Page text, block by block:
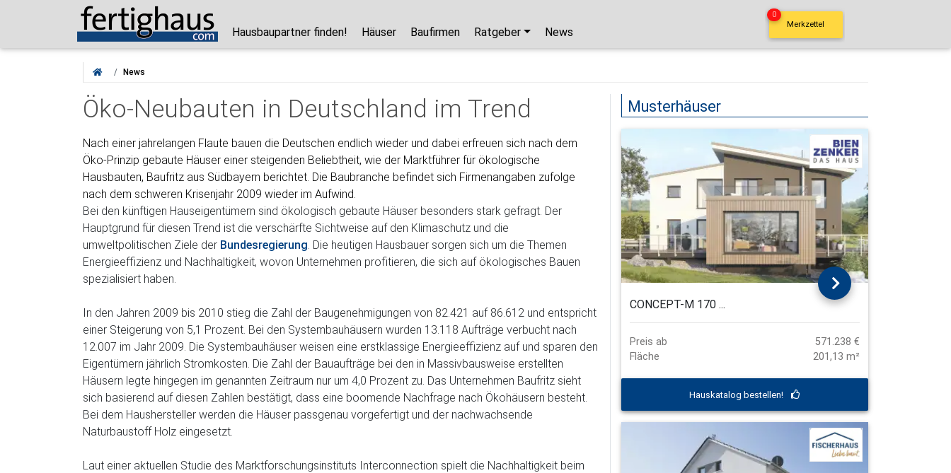
den passenden Haushersteller für Ihr
unverbindlicher Kontakt
kostenlose Kataloge
zuverlässige Hersteller
schließen
Hausbaupartner finden! Häuser Baufirmen Ratgeber News
News
Öko-Neubauten in Deutschland im Trend
Nach einer jahrelangen Flaute bauen die Deutschen endlich wieder und dabei erfreuen sich nach dem
Öko-Prinzip gebaute Häuser einer steigenden Beliebtheit, wie der Marktführer für ökologische
Hausbauten, Baufritz aus Südbayern berichtet. Die Baubranche befindet sich Firmenangaben zufolge
nach dem schweren Krisenjahr 2009 wieder im Aufwind.
Bei den künftigen Hauseigentümern sind ökologisch gebaute Häuser besonders stark gefragt. Der
Hauptgrund für diesen Trend ist die verschärfte Sichtweise auf den Klimaschutz und die
umweltpolitischen Ziele der Bundesregierung . Die heutigen Hausbauer sorgen sich um die Themen
Energieeffizienz und Nachhaltigkeit, wovon Unternehmen profitieren, die sich auf ökologisches Bauen
spezialisiert haben.
In den Jahren 2009 bis 2010 stieg die Zahl der Baugenehmigungen von 82.421 auf 86.612 und entspricht
einer Steigerung von 5,1 Prozent. Bei den Systembauhäusern wurden 13.118 Aufträge verbucht nach
12.007 im Jahr 2009. Die Systembauhäuser weisen eine erstklassige Energieeffizienz auf und sparen den
Eigentümern jährlich Stromkosten. Die Zahl der Bauaufträge bei den in Massivbausweise erstellten
Häusern legte hingegen im genannten Zeitraum nur um 4,0 Prozent zu. Das Unternehmen Baufritz sieht
sich basierend auf diesen Zahlen bestätigt, dass eine boomende Nachfrage nach Ökohäusern besteht.
Bei dem Haushersteller werden die Häuser passgenau vorgefertigt und der nachwachsende
Naturbaustoff Holz eingesetzt.
Laut einer aktuellen Studie des Marktforschungsinstituts Interconnection spielt die Nachhaltigkeit beim
Musterhäuser
CONCEPT-M 170 ...
Preis ab
571.238 €
Fläche
201,13 m²
Hauskatalog bestellen!
Merkzettel
0